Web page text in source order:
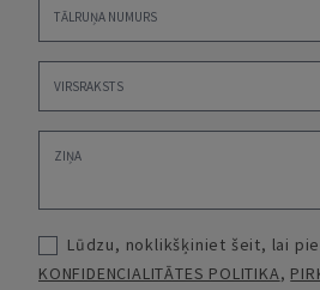
Lūdzu, noklikšķiniet šeit, lai
KONFIDENCIALITĀTES POLITIKA,